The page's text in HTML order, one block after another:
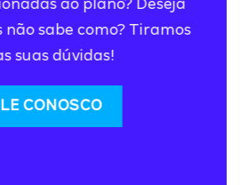
ao plano? Deseja
sabe como? Tiramos
suas dúvidas!
CONOSCO